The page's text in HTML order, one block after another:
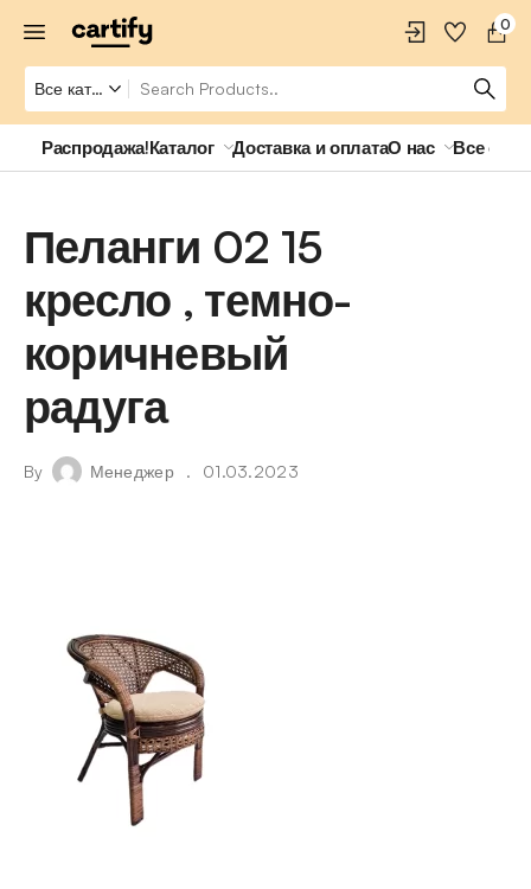
0
Распродажа!Каталог Доставка и оплатаО нас Все о
Пеланги 02 15
кресло , темно-
коричневый
радуга
By Менеджер 01.03.2023